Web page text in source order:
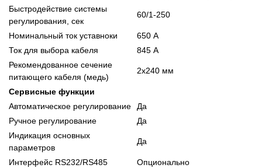
Быстродействие системы
регулирования, сек
60/1-250
Номинальный ток уставноки
650 А
Ток для выбора кабеля
845 А
Рекомендованное сечение
питающего кабеля (медь)
2x240 мм
Сервисные функции
Автоматическое регулирование
Да
Ручное регулирование
Да
Индикация основных
параметров
Да
Интерфейс RS232/RS485
Опционально